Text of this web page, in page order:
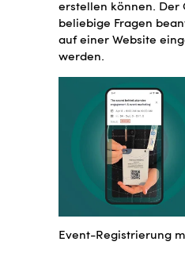
erstellen können. Der
beliebige Fragen
auf einer Website
werden.
Event-Registrierung